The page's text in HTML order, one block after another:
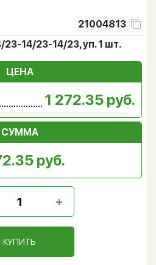
21004813
14/23-14/23, уп. 1 шт.
ЦЕНА
1 272.35 руб.
СУММА
руб.
КУПИТЬ